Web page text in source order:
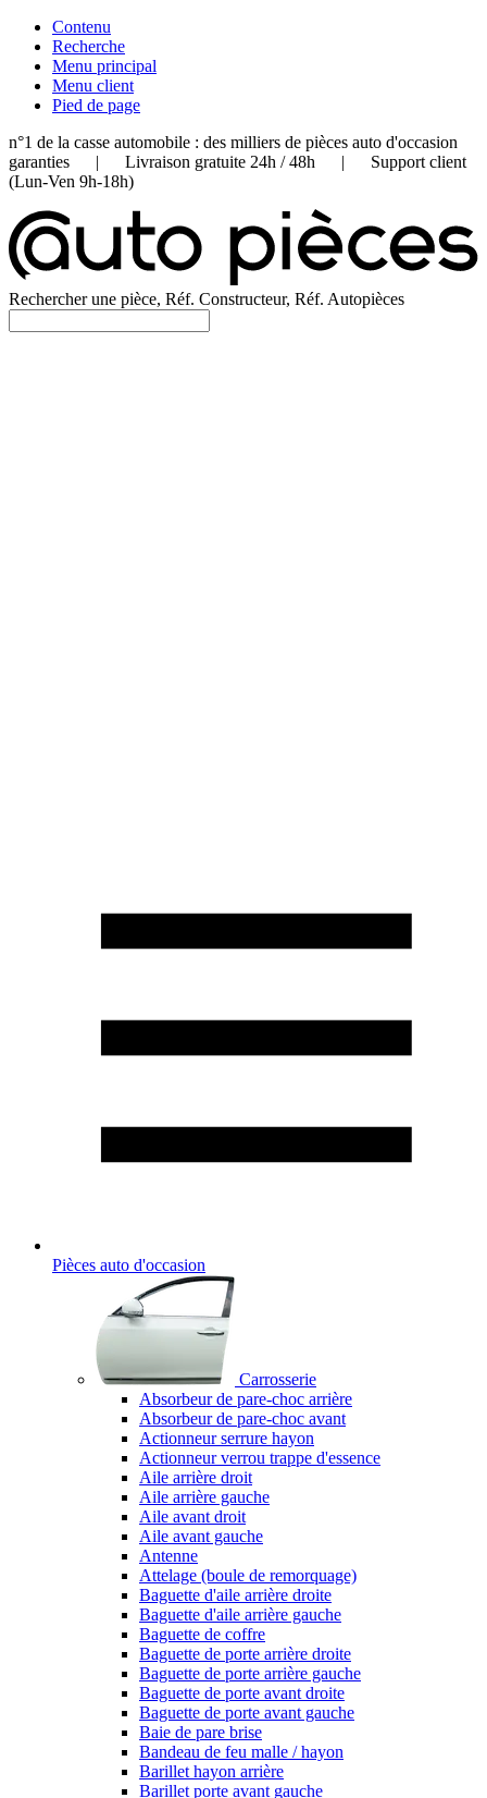
Contenu
Recherche
Menu principal
Menu client
Pied de page
n°1 de la casse automobile : des milliers de pièces auto d'occasion
garanties | Livraison gratuite 24h / 48h | Support client
(Lun-Ven 9h-18h)
Rechercher une pièce, Réf. Constructeur, Réf. Autopièces
Pièces auto d'occasion
Carrosserie
Absorbeur de pare-choc arrière
Absorbeur de pare-choc avant
Actionneur serrure hayon
Actionneur verrou trappe d'essence
Aile arrière droit
Aile arrière gauche
Aile avant droit
Aile avant gauche
Antenne
Attelage (boule de remorquage)
Baguette d'aile arrière droite
Baguette d'aile arrière gauche
Baguette de coffre
Baguette de porte arrière droite
Baguette de porte arrière gauche
Baguette de porte avant droite
Baguette de porte avant gauche
Baie de pare brise
Bandeau de feu malle / hayon
Barillet hayon arrière
Barillet porte avant gauche